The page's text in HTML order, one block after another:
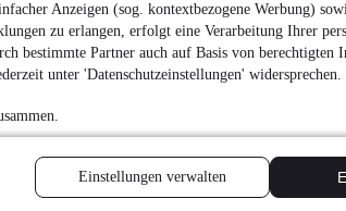
Anzeigen (sog. kontextbezogene Werbung)
zu erlangen, erfolgt eine Verarbeitung Ihrer
bestimmte Partner auch auf Basis von berechtigten
unter 'Datenschutzeinstellungen' widersprechen.
Einstellungen verwalten